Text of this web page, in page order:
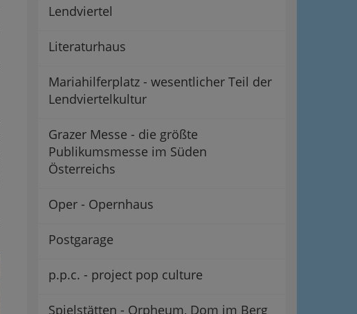
Lendviertel
Literaturhaus
Mariahilferplatz - wesentlicher Teil der
Lendviertelkultur
Grazer Messe - die größte
Publikumsmesse im Süden
Österreichs
Oper - Opernhaus
Postgarage
p.p.c. - project pop culture
Spielstätten - Orpheum, Dom im Berg